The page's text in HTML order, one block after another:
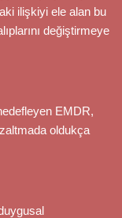
ilişkiyi ele alan bu
değiştirmeye
EMDR,
oldukça